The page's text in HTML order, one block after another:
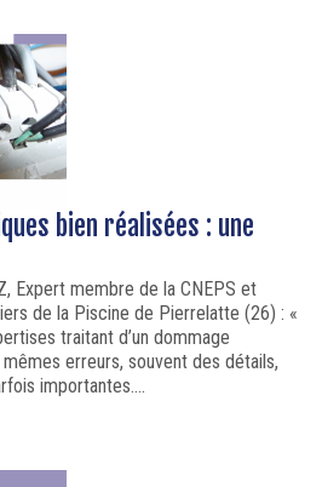
bien réalisées : une
Expert membre de la CNEPS et
de la Piscine de Pierrelatte (26) : «
traitant d’un dommage
erreurs, souvent des détails,
importantes....